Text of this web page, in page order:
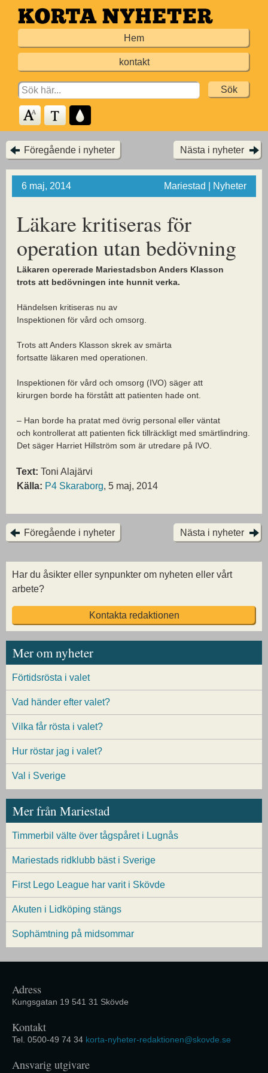
Hoppa
till
Hem
kontakt
Search
for:
Föregående i nyheter Nästa i nyheter
6 maj, 2014 Mariestad | Nyheter
Läkare kritiseras för
operation utan bedövning
Läkaren opererade Mariestadsbon Anders Klasson
trots att bedövningen inte hunnit verka.
Händelsen kritiseras nu av
Inspektionen för vård och omsorg.
Trots att Anders Klasson skrek av smärta
fortsatte läkaren med operationen.
Inspektionen för vård och omsorg (IVO) säger att
kirurgen borde ha förstått att patienten hade ont.
– Han borde ha pratat med övrig personal eller väntat
och kontrollerat att patienten fick tillräckligt med smärtlindring.
Det säger Harriet Hillström som är utredare på IVO.
Text: Toni Alajärvi
Källa: P4 Skaraborg, 5 maj, 2014
Föregående i nyheter Nästa i nyheter
Har du åsikter eller synpunkter om nyheten eller vårt
arbete?
Kontakta redaktionen
Mer om nyheter
Förtidsrösta i valet
Vad händer efter valet?
Vilka får rösta i valet?
Hur röstar jag i valet?
Val i Sverige
Mer från Mariestad
Timmerbil välte över tågspåret i Lugnås
Mariestads ridklubb bäst i Sverige
First Lego League har varit i Skövde
Akuten i Lidköping stängs
Sophämtning på midsommar
Adress
Kungsgatan 19 541 31 Skövde
Kontakt
Tel. 0500-49 74 34 korta-nyheter-redaktionen@skovde.se
Ansvarig utgivare